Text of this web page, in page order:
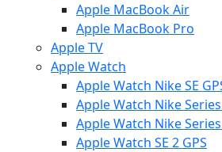
Apple MacBook Air
Apple MacBook Pro
Apple TV
Apple Watch
Apple Watch Nike SE
Apple Watch Nike Series
Apple Watch Nike Series
Apple Watch SE 2 GPS